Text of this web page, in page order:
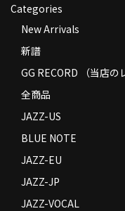
Privacy Policy
Contact
Categories
New Arrivals
新譜
GG RECORD （当店の
全商品
JAZZ-US
BLUE NOTE
JAZZ-EU
JAZZ-JP
JAZZ-VOCAL